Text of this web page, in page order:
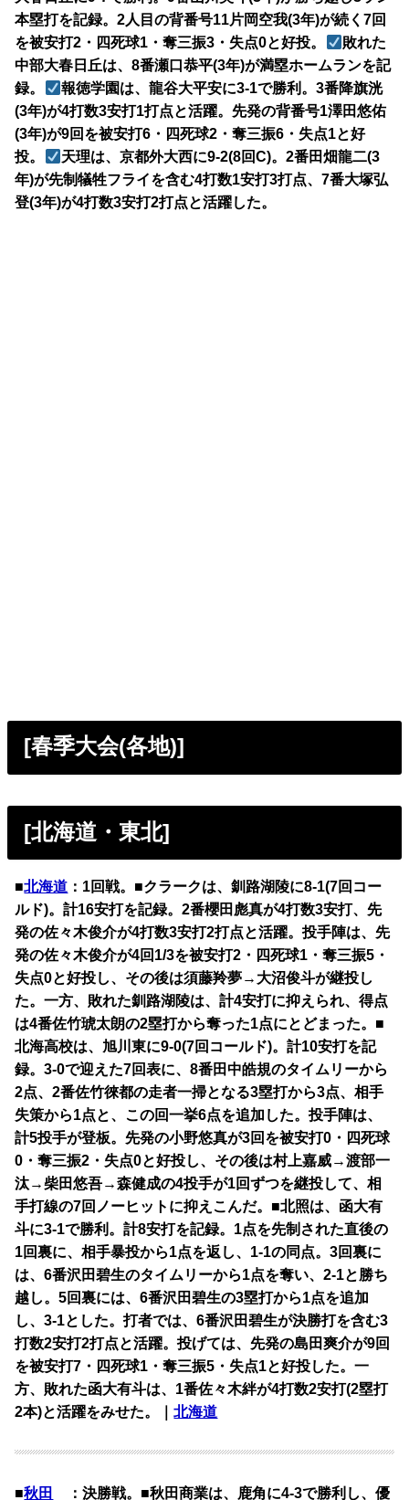
本塁打を記録。2人目の背番号11片岡空我(3年)が続く7回
を被安打2・四死球1・奪三振3・失点0と好投。
敗れた
中部大春日丘は、8番瀬口恭平(3年)が満塁ホームランを記
録。
報徳学園は、龍谷大平安に3-1で勝利。3番降旗洸
(3年)が4打数3安打1打点と活躍。先発の背番号1澤田悠佑
(3年)が9回を被安打6・四死球2・奪三振6・失点1と好
投。
天理は、京都外大西に9-2(8回C)。2番田畑龍二(3
年)が先制犠牲フライを含む4打数1安打3打点、7番大塚弘
登(3年)が4打数3安打2打点と活躍した。
[春季大会(各地)]
[北海道・東北]
■北海道 ：1回戦。■クラークは、釧路湖陵に8-1(7回コー
ルド)。計16安打を記録。2番櫻田彪真が4打数3安打、先
発の佐々木俊介が4打数3安打2打点と活躍。投手陣は、先
発の佐々木俊介が4回1/3を被安打2・四死球1・奪三振5・
失点0と好投し、その後は須藤羚夢→大沼俊斗が継投し
た。一方、敗れた釧路湖陵は、計4安打に抑えられ、得点
は4番佐竹琥太朗の2塁打から奪った1点にとどまった。■
北海高校は、旭川東に9-0(7回コールド)。計10安打を記
録。3-0で迎えた7回表に、8番田中皓規のタイムリーから
2点、2番佐竹徠都の走者一掃となる3塁打から3点、相手
失策から1点と、この回一挙6点を追加した。投手陣は、
計5投手が登板。先発の小野悠真が3回を被安打0・四死球
0・奪三振2・失点0と好投し、その後は村上嘉威→渡部一
汰→柴田悠吾→森健成の4投手が1回ずつを継投して、相
手打線の7回ノーヒットに抑えこんだ。■北照は、函大有
斗に3-1で勝利。計8安打を記録。1点を先制された直後の
1回裏に、相手暴投から1点を返し、1-1の同点。3回裏に
は、6番沢田碧生のタイムリーから1点を奪い、2-1と勝ち
越し。5回裏には、6番沢田碧生の3塁打から1点を追加
し、3-1とした。打者では、6番沢田碧生が決勝打を含む3
打数2安打2打点と活躍。投げては、先発の島田爽介が9回
を被安打7・四死球1・奪三振5・失点1と好投した。一
方、敗れた函大有斗は、1番佐々木絆が4打数2安打(2塁打
2本)と活躍をみせた。｜北海道
■秋田 ：決勝戦。■秋田商業は、鹿角に4-3で勝利し、優